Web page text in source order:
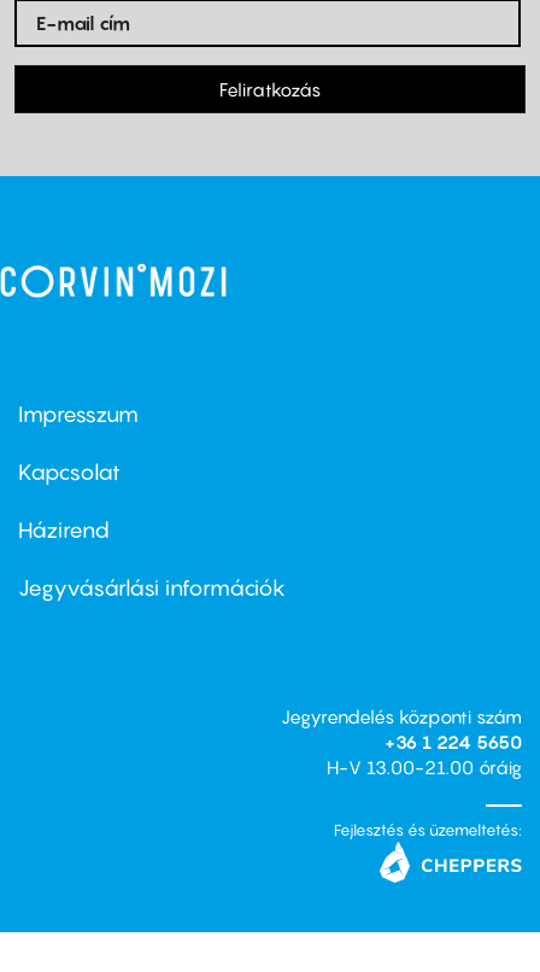
Feliratkozás
Footer
first
Impresszum
Kapcsolat
Footer
second
Házirend
Jegyvásárlási információk
Jegyrendelés központi szám
+36 1 224 5650
H-V 13.00-21.00 óráig
Fejlesztés és üzemeltetés: